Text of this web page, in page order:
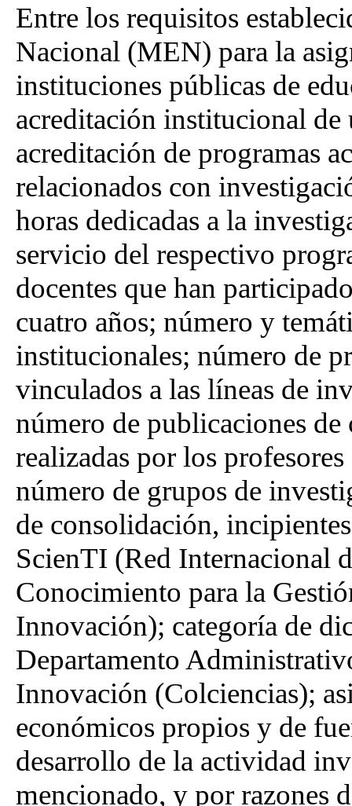
Entre los requisitos
Nacional (MEN) para la
instituciones públicas de
acreditación institucional de
acreditación de programas
relacionados con
horas dedicadas a la
servicio del respectivo
docentes que han
cuatro años; número y
institucionales; número de
vinculados a las líneas de
número de publicaciones
realizadas por los
número de grupos de
de consolidación,
ScienTI (Red Internacional
Conocimiento para la
Innovación); categoría de
Departamento
Innovación (Colciencias);
económicos propios y de
desarrollo de la actividad
mencionado, y por razones